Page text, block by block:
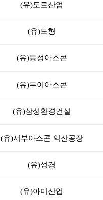
(유)도로산업
(유)도형
(유)동성아스콘
(유)두이아스콘
(유)삼성환경건설
(유)서부아스콘 익산공장
(유)성경
(유)아미산업